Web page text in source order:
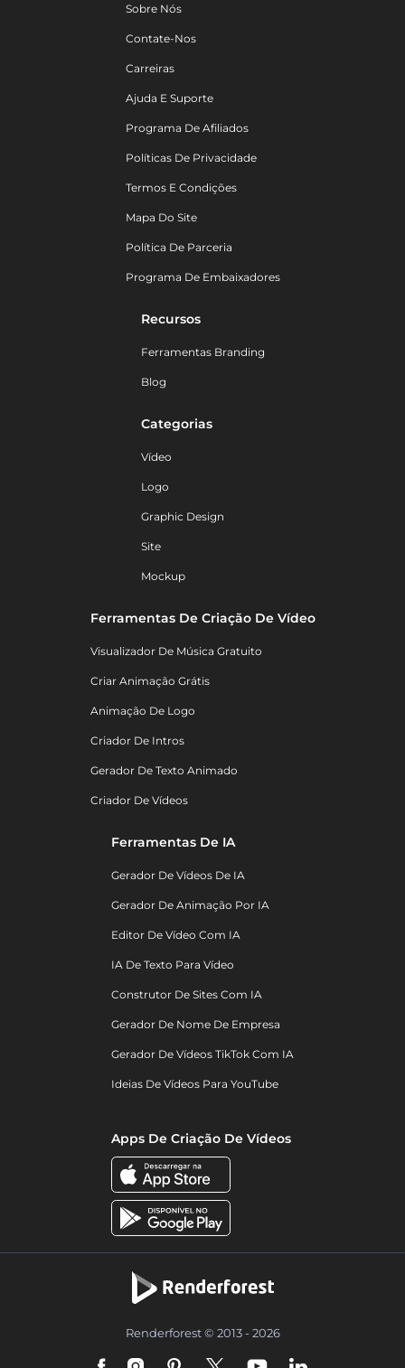
Sobre Nós
Contate-Nos
Carreiras
Ajuda E Suporte
Programa De Afiliados
Políticas De Privacidade
Termos E Condições
Mapa Do Site
Política De Parceria
Programa De Embaixadores
Recursos
Ferramentas Branding
Blog
Categorias
Vídeo
Logo
Graphic Design
Site
Mockup
Ferramentas De Criação De Vídeo
Visualizador De Música Gratuito
Criar Animação Grátis
Animação De Logo
Criador De Intros
Gerador De Texto Animado
Criador De Vídeos
Ferramentas De IA
Gerador De Vídeos De IA
Gerador De Animação Por IA
Editor De Vídeo Com IA
IA De Texto Para Vídeo
Construtor De Sites Com IA
Gerador De Nome De Empresa
Gerador De Vídeos TikTok Com IA
Ideias De Vídeos Para YouTube
Apps De Criação De Vídeos
Renderforest © 2013 - 2026